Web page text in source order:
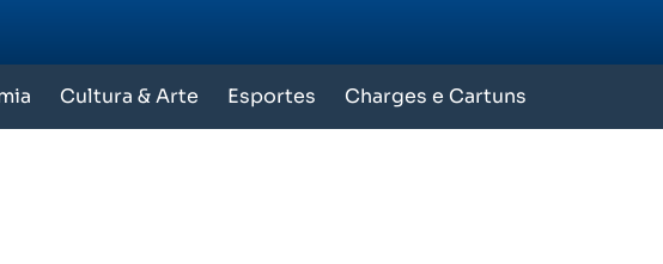
Cultura & Arte Esportes Charges e Cartuns